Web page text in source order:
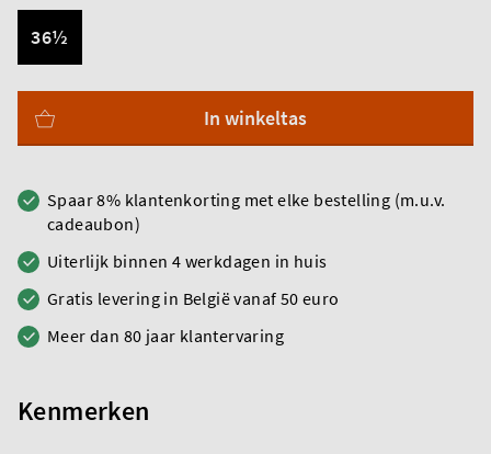
36½
In winkeltas
Spaar 8% klantenkorting met elke bestelling (m.u.v.
cadeaubon)
Uiterlijk binnen 4 werkdagen in huis
Gratis levering in België vanaf 50 euro
Meer dan 80 jaar klantervaring
Kenmerken